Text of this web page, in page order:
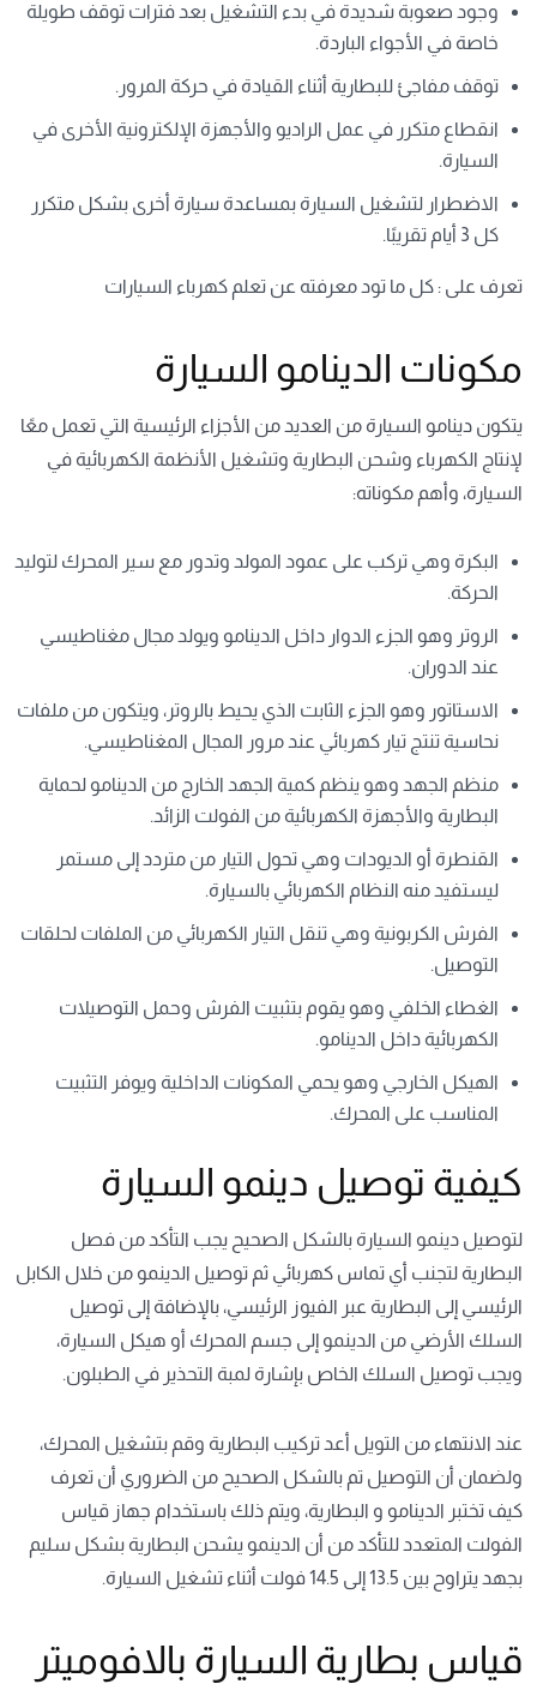
وجود صعوبة شديدة في بدء التشغيل بعد فترات توقف طويلة
خاصة في الأجواء الباردة.
توقف مفاجئ للبطارية أثناء القيادة في حركة المرور.
انقطاع متكرر في عمل الراديو والأجهزة الإلكترونية الأخرى في
السيارة.
الاضطرار لتشغيل السيارة بمساعدة سيارة أخرى بشكل متكرر
كل 3 أيام تقريبًا.
تعرف على : كل ما تود معرفته عن تعلم كهرباء السيارات
مكونات الدينامو السيارة
يتكون دينامو السيارة من العديد من الأجزاء الرئيسية التي تعمل معًا
لإنتاج الكهرباء وشحن البطارية وتشغيل الأنظمة الكهربائية في
السيارة، وأهم مكوناته:
البكرة وهي تركب على عمود المولد وتدور مع سير المحرك لتوليد
الحركة.
الروتر وهو الجزء الدوار داخل الدينامو ويولد مجال مغناطيسي
عند الدوران.
الاستاتور وهو الجزء الثابت الذي يحيط بالروتر، ويتكون من ملفات
نحاسية تنتج تيار كهربائي عند مرور المجال المغناطيسي.
منظم الجهد وهو ينظم كمية الجهد الخارج من الدينامو لحماية
البطارية والأجهزة الكهربائية من الفولت الزائد.
القنطرة أو الديودات وهي تحول التيار من متردد إلى مستمر
ليستفيد منه النظام الكهربائي بالسيارة.
الفرش الكربونية وهي تنقل التيار الكهربائي من الملفات لحلقات
التوصيل.
الغطاء الخلفي وهو يقوم بتثبيت الفرش وحمل التوصيلات
الكهربائية داخل الدينامو.
الهيكل الخارجي وهو يحمي المكونات الداخلية ويوفر التثبيت
المناسب على المحرك.
كيفية توصيل دينمو السيارة
لتوصيل دينمو السيارة بالشكل الصحيح يجب التأكد من فصل
البطارية لتجنب أي تماس كهربائي ثم توصيل الدينمو من خلال الكابل
الرئيسي إلى البطارية عبر الفيوز الرئيسي، بالإضافة إلى توصيل
السلك الأرضي من الدينمو إلى جسم المحرك أو هيكل السيارة،
ويجب توصيل السلك الخاص بإشارة لمبة التحذير في الطبلون.
عند الانتهاء من التويل أعد تركيب البطارية وقم بتشغيل المحرك،
ولضمان أن التوصيل تم بالشكل الصحيح من الضروري أن تعرف
كيف تختبر الدينامو و البطارية، ويتم ذلك باستخدام جهاز قياس
الفولت المتعدد للتأكد من أن الدينمو يشحن البطارية بشكل سليم
بجهد يتراوح بين 13.5 إلى 14.5 فولت أثناء تشغيل السيارة.
قياس بطارية السيارة بالافوميتر